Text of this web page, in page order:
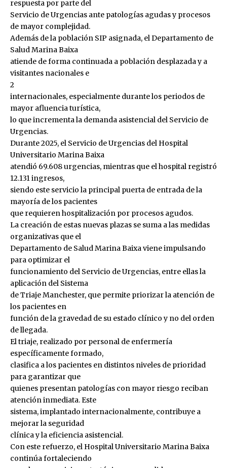
respuesta por parte del
Servicio de Urgencias ante patologías agudas y procesos
de mayor complejidad.
Además de la población SIP asignada, el Departamento de
Salud Marina Baixa
atiende de forma continuada a población desplazada y a
visitantes nacionales e
2
internacionales, especialmente durante los periodos de
mayor afluencia turística,
lo que incrementa la demanda asistencial del Servicio de
Urgencias.
Durante 2025, el Servicio de Urgencias del Hospital
Universitario Marina Baixa
atendió 69.608 urgencias, mientras que el hospital registró
12.131 ingresos,
siendo este servicio la principal puerta de entrada de la
mayoría de los pacientes
que requieren hospitalización por procesos agudos.
La creación de estas nuevas plazas se suma a las medidas
organizativas que el
Departamento de Salud Marina Baixa viene impulsando
para optimizar el
funcionamiento del Servicio de Urgencias, entre ellas la
aplicación del Sistema
de Triaje Manchester, que permite priorizar la atención de
los pacientes en
función de la gravedad de su estado clínico y no del orden
de llegada.
El triaje, realizado por personal de enfermería
específicamente formado,
clasifica a los pacientes en distintos niveles de prioridad
para garantizar que
quienes presentan patologías con mayor riesgo reciban
atención inmediata. Este
sistema, implantado internacionalmente, contribuye a
mejorar la seguridad
clínica y la eficiencia asistencial.
Con este refuerzo, el Hospital Universitario Marina Baixa
continúa fortaleciendo